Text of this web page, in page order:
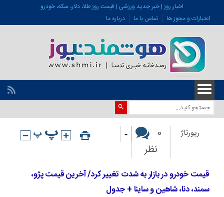
اخبار روز | خبر جدید ورزشی | قیمت روز طلا، دلار، سکه، خودرو
اعتبارات و مجوز ها
تماس با ما درباره ما
رپورتاژ
0
نظر
-
قیمت خودرو در بازار به شدت تغییر کرد/ آخرین قیمت پژو،
سمند، دنا، شاهین و ساینا + جدول